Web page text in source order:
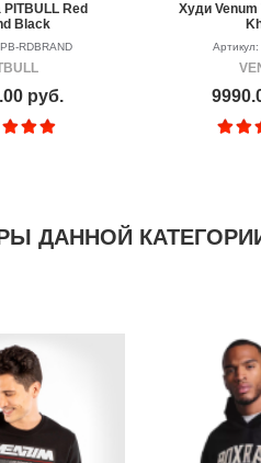
PITBULL Red
Black
RDBRAND
руб.
Худи Venum
ДАННОЙ